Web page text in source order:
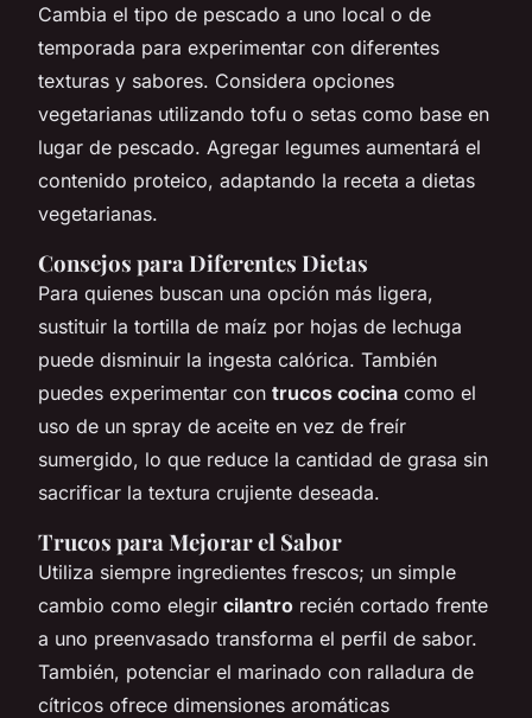
Cambia el tipo de pescado a uno local o de
temporada para experimentar con diferentes
texturas y sabores. Considera opciones
vegetarianas utilizando tofu o setas como base en
lugar de pescado. Agregar legumes aumentará el
contenido proteico, adaptando la receta a dietas
vegetarianas.
Consejos para Diferentes Dietas
Para quienes buscan una opción más ligera,
sustituir la tortilla de maíz por hojas de lechuga
puede disminuir la ingesta calórica. También
puedes experimentar con trucos cocina como el
uso de un spray de aceite en vez de freír
sumergido, lo que reduce la cantidad de grasa sin
sacrificar la textura crujiente deseada.
Trucos para Mejorar el Sabor
Utiliza siempre ingredientes frescos; un simple
cambio como elegir cilantro recién cortado frente
a uno preenvasado transforma el perfil de sabor.
También, potenciar el marinado con ralladura de
cítricos ofrece dimensiones aromáticas